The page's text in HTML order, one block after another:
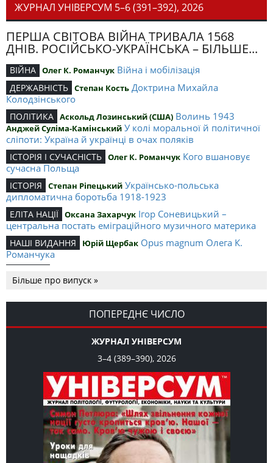
ЖУРНАЛ УНІВЕРСУМ 5–6 (391–392), 2026
ПЕРША СВІТОВА ВІЙНА ТРИВАЛА 1568
ДНІВ. РОСІЙСЬКО-УКРАЇНСЬКА – БІЛЬШЕ...
ВІЙНА Олег К. Романчук Війна і мобілізація
ДЕРЖАВНІСТЬ Степан Кость Доктрина Михайла
Колодзінського
ПОЛІТИКА Аскольд Лозинський (США) Волинь 1943
Анджей Суліма-Камінський У колі моральної й політичної
сліпоти: Україна й українці в очах поляків
ІСТОРІЯ І СУЧАСНІСТЬ Олег К. Романчук Кого вшановує
сучасна Польща
ІСТОРІЯ Степан Ріпецький Українсько-польська
дипломатична боротьба 1918-1923
ЕЛІТА НАЦІЇ Оксана Захарчук Ігор Соневицький –
центральна постать еміграційного музичного материка
НАШІ ВИДАННЯ Юрій Щербак Opus magnum Олега К.
Романчука
Романчука
СЛОВО РЕДАКЦІЙНЕ Олег К. Романчук Журавель і синиця
як уособлення української політстратегії й тактики
Більше про випуск »
ПОПЕРЕДНЄ ЧИСЛО
ЖУРНАЛ УНІВЕРСУМ
3–4 (389–390), 2026